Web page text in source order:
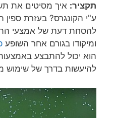
תקציר: איך מסיטים את
להסחת דעת של אמצעי
ומיקודו בגורם אחר השופע
הוא יכול להתבצע
להיעשות בדרך של שימוש